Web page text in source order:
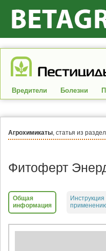
Вредители Болезни
Агрохимикаты, статья из
Фитоферт
Общая
информация
Инструкция